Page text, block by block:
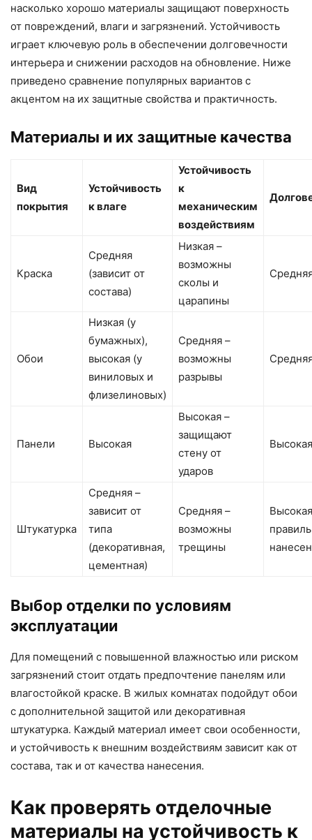
насколько хорошо материалы защищают поверхность
от повреждений, влаги и загрязнений. Устойчивость
играет ключевую роль в обеспечении долговечности
интерьера и снижении расходов на обновление. Ниже
приведено сравнение популярных вариантов с
акцентом на их защитные свойства и практичность.
Материалы и их защитные качества
Вид
покрытия
Устойчивость
к влаге
Устойчивость
к
механическим
воздействиям
Краска
Средняя
(зависит от
состава)
Низкая –
возможны
сколы и
царапины
Обои
Низкая (у
бумажных),
высокая (у
виниловых и
флизелиновых)
Средняя –
возможны
разрывы
Панели Высокая
Высокая –
защищают
стену от
ударов
Высокая
Штукатурка
Средняя –
зависит от
типа
(декоративная,
цементная)
Средняя –
возможны
трещины
Выбор отделки по условиям
эксплуатации
Для помещений с повышенной влажностью или риском
загрязнений стоит отдать предпочтение панелям или
влагостойкой краске. В жилых комнатах подойдут обои
с дополнительной защитой или декоративная
штукатурка. Каждый материал имеет свои особенности,
и устойчивость к внешним воздействиям зависит как от
состава, так и от качества нанесения.
Как проверять отделочные
материалы на устойчивость к